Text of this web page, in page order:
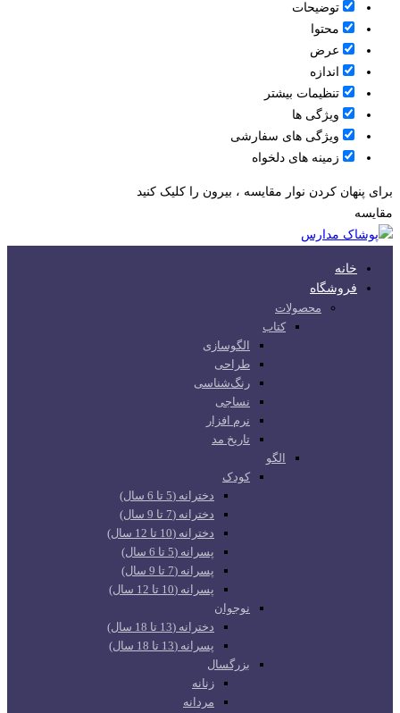
توضیحات
محتوا
عرض
اندازه
تنظیمات بیشتر
ویژگی ها
ویژگی های سفارشی
زمینه های دلخواه
برای پنهان کردن نوار مقایسه ، بیرون را کلیک کنید
مقایسه
خانه
فروشگاه
محصولات
کتاب
الگوسازی
طراحی
رنگ‌شناسی
نساجی
نرم افزار
تاریخ مد
الگو
کودک
دخترانه (5 تا 6 سال)
دخترانه (7 تا 9 سال)
دخترانه (10 تا 12 سال)
پسرانه (5 تا 6 سال)
پسرانه (7 تا 9 سال)
پسرانه (10 تا 12 سال)
نوجوان
دخترانه (13 تا 18 سال)
پسرانه (13 تا 18 سال)
بزرگسال
زنانه
مردانه